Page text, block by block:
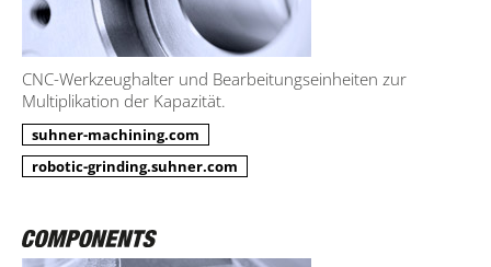
CNC-Werkzeughalter und Bearbeitungseinheiten zur
Multiplikation der Kapazität.
suhner-machining.com
robotic-grinding.suhner.com